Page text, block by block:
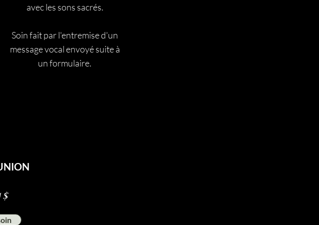
avec les sons sacrés.
Soin fait par l'entremise d'un
message vocal envoyé suite à
un formulaire.
$